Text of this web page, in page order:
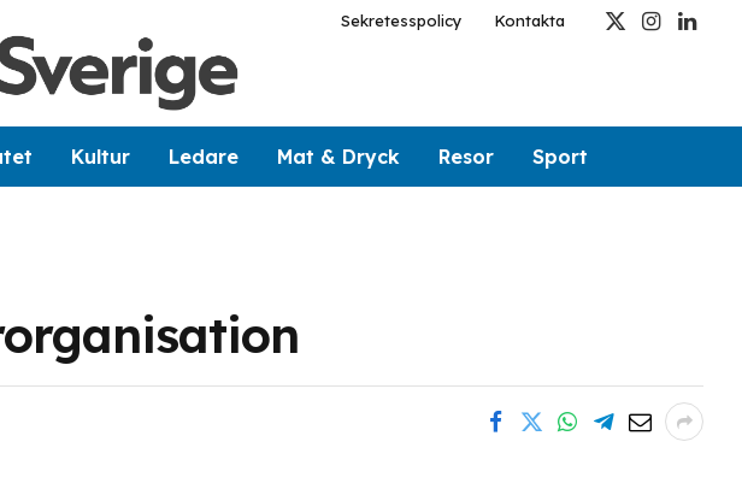
Sekretesspolicy Kontakta
X
Instagram
Kultur Ledare Mat & Dryck Resor Sport